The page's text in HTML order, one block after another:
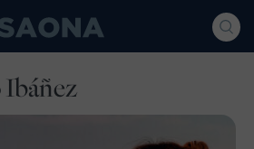
Saona
Ibáñez